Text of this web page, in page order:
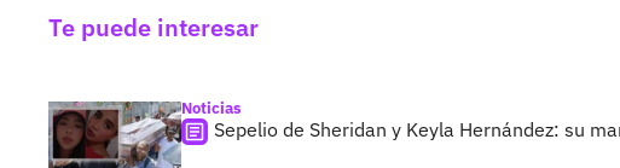
Te puede interesar
Noticias
Sepelio de Sheridan y Keyla Hernández: su